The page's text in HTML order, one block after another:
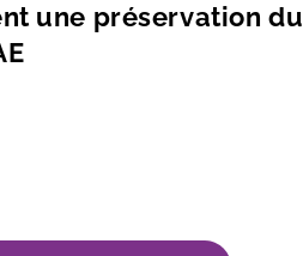
une préservation du